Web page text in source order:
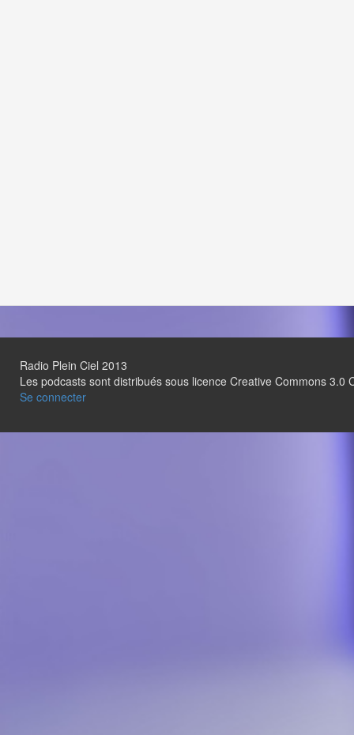
Radio Plein Ciel 2013
Les podcasts sont distribués sous licence Creative Commons 3.0
Se connecter